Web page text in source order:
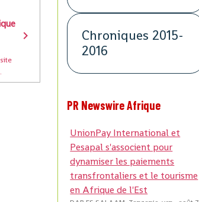
Chroniques 2015-
2016
PR Newswire Afrique
UnionPay International et
Pesapal s'associent pour
dynamiser les paiements
transfrontaliers et le tourisme
en Afrique de l'Est